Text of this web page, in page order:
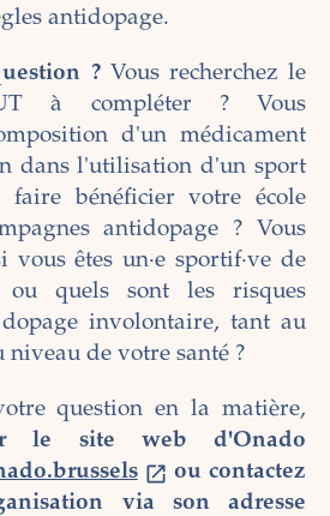
antidopage.
?Vous recherchez le
à compléter ? Vous
d'un médicament
dans l'utilisation d'un sport
faire bénéficier votre école
antidopage ? Vous
vous êtes un·e sportif·ve de
ou quels sont les risques
involontaire, tant au
de votre santé ?
question en la matière,
le site web d'Onado
ou contactez
via son adresse